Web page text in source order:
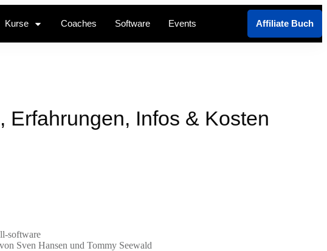
Kurse Coaches Software Events Affiliate Buch
Erfahrungen, Infos & Kosten
Sven Hansen und Tommy Seewald